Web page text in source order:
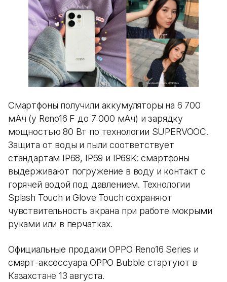
Смартфоны получили аккумуляторы на 6 700
мАч (у Reno16 F до 7 000 мАч) и зарядку
мощностью 80 Вт по технологии SUPERVOOC.
Защита от воды и пыли соответствует
стандартам IP68, IP69 и IP69K: смартфоны
выдерживают погружение в воду и контакт с
горячей водой под давлением. Технологии
Splash Touch и Glove Touch сохраняют
чувствительность экрана при работе мокрыми
руками или в перчатках.
Официальные продажи OPPO Reno16 Series и
смарт-аксессуара OPPO Bubble стартуют в
Казахстане 13 августа.